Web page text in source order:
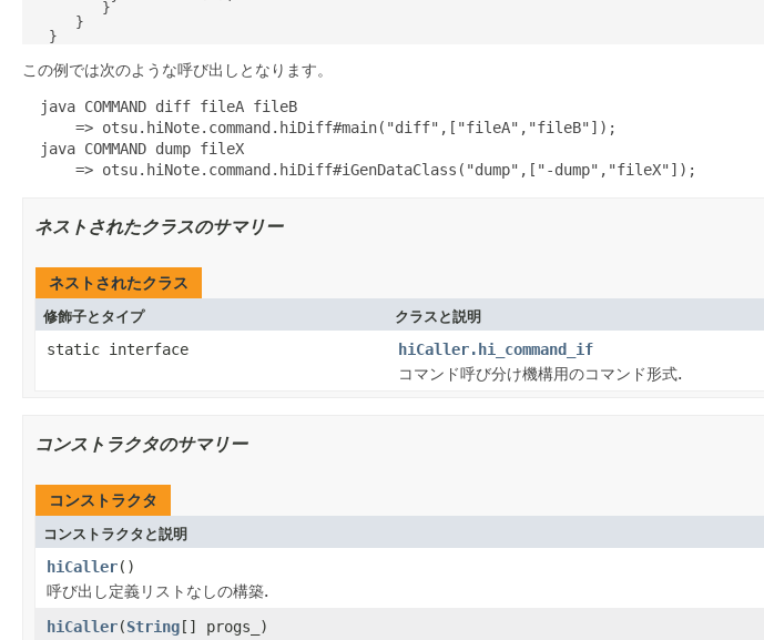
         }
      }
この例では次のような呼び出しとなります。
  java COMMAND diff fileA fileB
      => otsu.hiNote.command.hiDiff#main("diff",["fileA","fileB"]);
  java COMMAND dump fileX
ネストされたクラスのサマリー
ネストされたクラス
修飾子とタイプ クラスと説明
static interface
hiCaller.hi_command_if
コマンド呼び分け機構用のコマンド形式.
コンストラクタのサマリー
コンストラクタ
コンストラクタと説明
hiCaller()
呼び出し定義リストなしの構築.
hiCaller(String[] progs_)